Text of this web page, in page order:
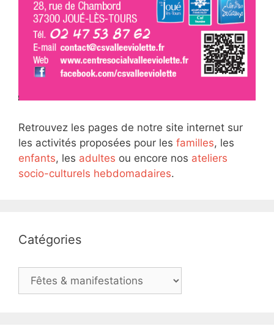
Retrouvez les pages de notre site internet sur
les activités proposées pour les familles, les
enfants, les adultes ou encore nos ateliers
socio-culturels hebdomadaires.
Catégories
Catégories